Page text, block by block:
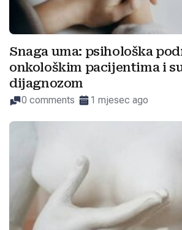
Snaga uma: psihološka
onkološkim pacijentima i
dijagnozom
0 comments 1 mjesec ago